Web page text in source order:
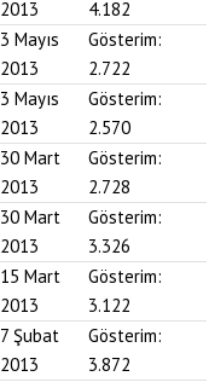
2013
4.182
3 Mayıs
2013
Gösterim:
2.722
3 Mayıs
2013
Gösterim:
2.570
30 Mart
2013
Gösterim:
2.728
30 Mart
2013
Gösterim:
3.326
15 Mart
2013
Gösterim:
3.122
7 Şubat
2013
Gösterim:
3.872